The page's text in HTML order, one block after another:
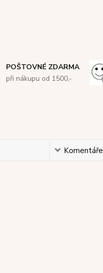
POŠTOVNÉ ZDARMA
při nákupu od 1500,-
Komentáře